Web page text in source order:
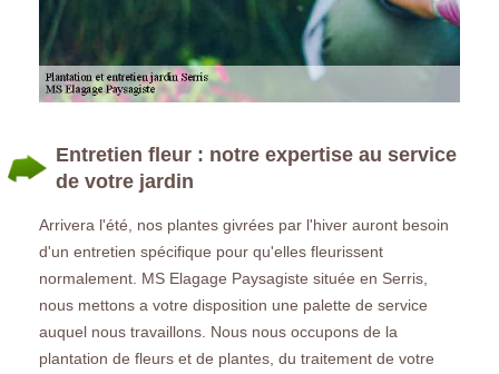
Entretien fleur : notre expertise au service
de votre jardin
Arrivera l'été, nos plantes givrées par l'hiver auront besoin
d'un entretien spécifique pour qu'elles fleurissent
normalement. MS Elagage Paysagiste située en Serris,
nous mettons a votre disposition une palette de service
auquel nous travaillons. Nous nous occupons de la
plantation de fleurs et de plantes, du traitement de votre